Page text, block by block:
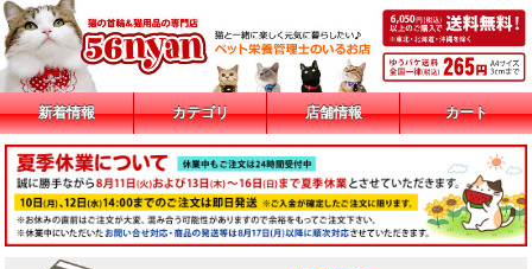
新着情報 カテゴリ 店舗情報 カート